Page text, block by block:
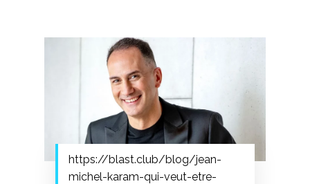
https://blast.club/blog/jean-
michel-karam-qui-veut-etre-